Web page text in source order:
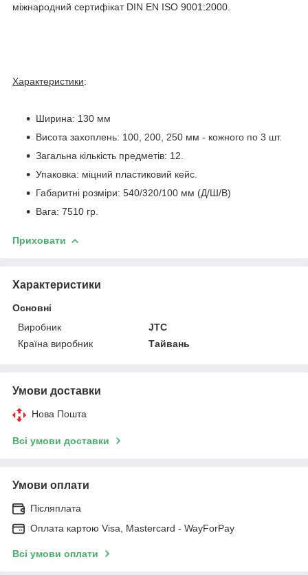
міжнародний сертифікат DIN EN ISO 9001:2000.
Характеристики:
Ширина: 130 мм
Висота захоплень: 100, 200, 250 мм - кожного по 3 шт.
Загальна кількість предметів: 12.
Упаковка: міцний пластиковий кейс.
Габаритні розміри: 540/320/100 мм (Д/Ш/В)
Вага: 7510 гр.
Приховати
Характеристики
Основні
Виробник
JTC
Країна виробник
Тайвань
Умови доставки
Нова Пошта
Всі умови доставки
Умови оплати
Післяплата
Оплата картою Visa, Mastercard - WayForPay
Всі умови оплати